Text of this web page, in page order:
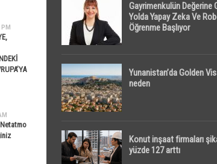
Gayrimenkulün Değerine
Yolda Yapay Zeka Ve
Öğrenme Başlıyor
Yunanistan’da Golden
neden
Konut inşaat firmaları
yüzde 127 arttı